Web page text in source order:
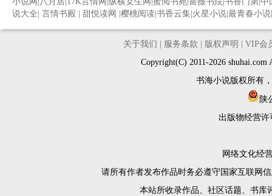
说大全 言情书殿 甜悦读网 樱桃阅读 书香云集 火星小说 最青春小
关于我们 服务条款 版权声明
VIP会
Copyright(C) 2011-2026
书海小说版权所有
陕
出版物经营许
网络文化经
请所有作者发布作品时务必遵守国家互联网
本站所收录作品、社区话题、书库